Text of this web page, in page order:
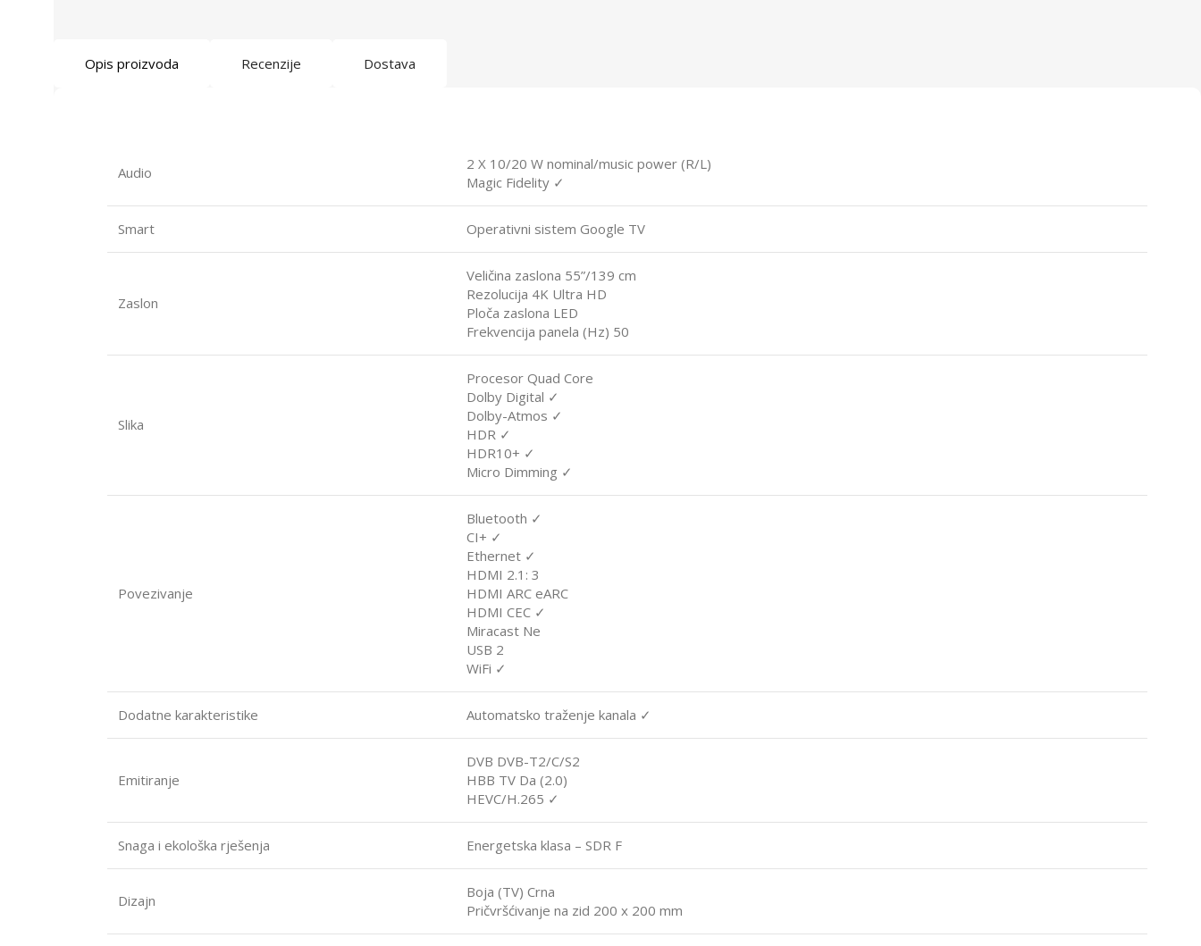
Opis proizvoda Recenzije Dostava
Audio
2 X 10/20 W nominal/music power (R/L)
Magic Fidelity ✓
Smart Operativni sistem Google TV
Zaslon
Veličina zaslona 55”/139 cm
Rezolucija 4K Ultra HD
Ploča zaslona LED
Frekvencija panela (Hz) 50
Slika
Procesor Quad Core
Dolby Digital ✓
Dolby-Atmos ✓
HDR ✓
HDR10+ ✓
Micro Dimming ✓
Povezivanje
Bluetooth ✓
CI+ ✓
Ethernet ✓
HDMI 2.1: 3
HDMI ARC eARC
HDMI CEC ✓
Miracast Ne
USB 2
WiFi ✓
Dodatne karakteristike Automatsko traženje kanala ✓
Emitiranje
DVB DVB-T2/C/S2
HBB TV Da (2.0)
HEVC/H.265 ✓
Snaga i ekološka rješenja Energetska klasa – SDR F
Dizajn
Boja (TV) Crna
Pričvršćivanje na zid 200 x 200 mm